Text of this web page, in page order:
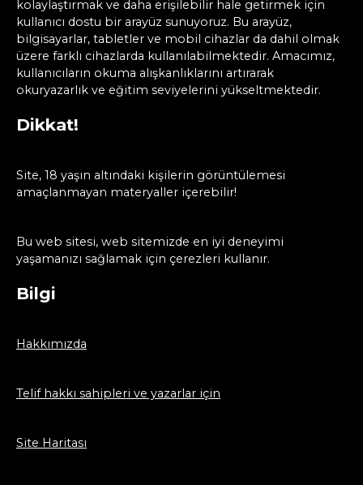
kolaylaştırmak ve daha erişilebilir hale getirmek için
kullanıcı dostu bir arayüz sunuyoruz. Bu arayüz,
bilgisayarlar, tabletler ve mobil cihazlar da dahil olmak
üzere farklı cihazlarda kullanılabilmektedir. Amacımız,
kullanıcıların okuma alışkanlıklarını artırarak
okuryazarlık ve eğitim seviyelerini yükseltmektedir.
Dikkat!
Site, 18 yaşın altındaki kişilerin görüntülemesi
amaçlanmayan materyaller içerebilir!
Bu web sitesi, web sitemizde en iyi deneyimi
yaşamanızı sağlamak için çerezleri kullanır.
Bilgi
Hakkımızda
Telif hakkı sahipleri ve yazarlar için
Site Haritası